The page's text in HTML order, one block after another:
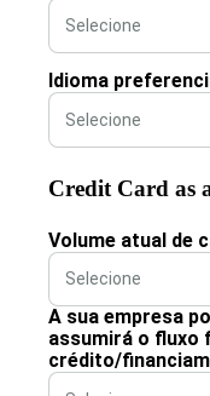
Idioma
Credit Card as
Volume atual de
A sua empresa
assumirá o fluxo
crédito/